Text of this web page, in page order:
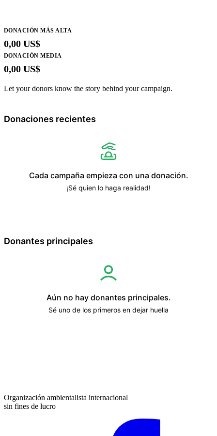
DONACIÓN MÁS ALTA
0,00 US$
DONACIÓN MEDIA
0,00 US$
Let your donors know the story behind your campaign.
Donaciones recientes
Cada campaña empieza con una donación.
¡Sé quien lo haga realidad!
Donantes principales
Aún no hay donantes principales.
Sé uno de los primeros en dejar huella
Organización ambientalista internacional
sin fines de lucro